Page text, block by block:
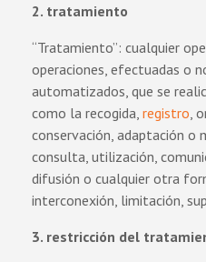
2. tratamiento
“Tratamiento”: cualquier
operaciones, efectuadas o
automatizados, que se
como la recogida, registro ,
conservación, adaptación o
consulta, utilización,
difusión o cualquier otra
interconexión, limitación,
3. restricción del